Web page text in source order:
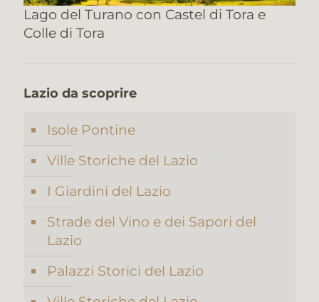
Lago del Turano con Castel di Tora e
Colle di Tora
Lazio da scoprire
Isole Pontine
Ville Storiche del Lazio
I Giardini del Lazio
Strade del Vino e dei Sapori del
Lazio
Palazzi Storici del Lazio